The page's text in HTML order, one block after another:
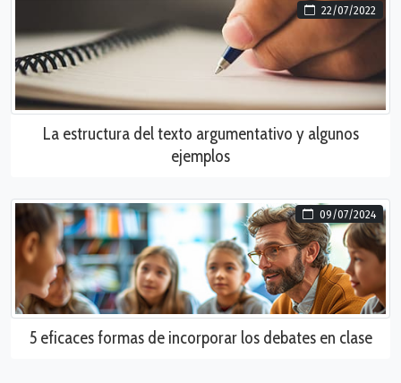
22/07/2022
La estructura del texto argumentativo y algunos
ejemplos
09/07/2024
5 eficaces formas de incorporar los debates en clase